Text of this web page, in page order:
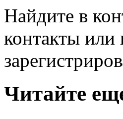
Найдите в
контакты или
Читайте